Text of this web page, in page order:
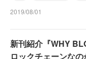
2019/08/01
新刊紹介『WHY
ロックチェーンなの